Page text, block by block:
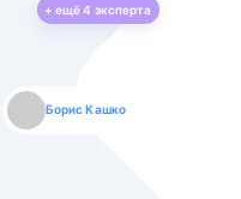
+ ещё4 эксперта
Борис Кашко
Юлия Изоитко
Александр Кулагин
Даниил Макаров
Екатерина Лазаренко